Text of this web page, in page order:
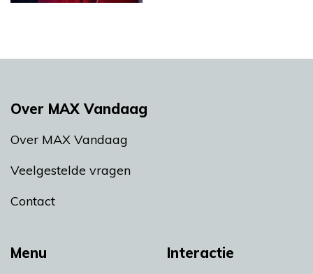
Menu Interactie
Over MAX Vandaag
Over MAX Vandaag
Veelgestelde vragen
Contact